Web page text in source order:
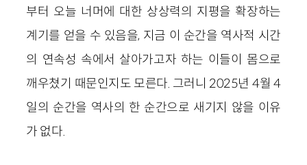
부터 오늘 너머에 대한 상상력의 지평을 확장하는
계기를 얻을 수 있음을, 지금 이 순간을 역사적 시간
의 연속성 속에서 살아가고자 하는 이들이 몸으로
깨우쳤기 때문인지도 모른다. 그러니 2025년 4월 4
일의 순간을 역사의 한 순간으로 새기지 않을 이유
가 없다.